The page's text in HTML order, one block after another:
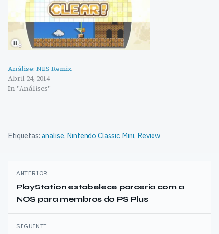
Análise: NES Remix
Abril 24, 2014
In "Análises"
Etiquetas: analise, Nintendo Classic Mini, Review
Navegação
de
artigos
ANTERIOR
PlayStation estabelece parceria com a
NOS para membros do PS Plus
SEGUINTE